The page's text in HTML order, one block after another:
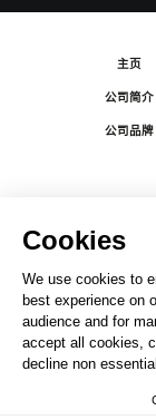
主页
公司简介
公司品牌